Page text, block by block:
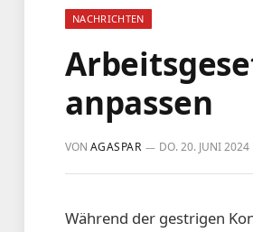
NACHRICHTEN
anpassen
VON AGASPAR DO. 20. JUNI 2024
Während der gestrigen